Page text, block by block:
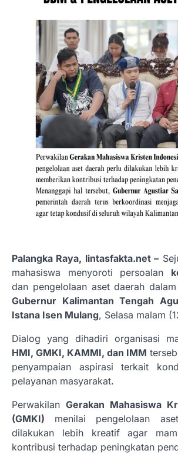
Palangka Raya, lintasfakta.net –
mahasiswa menyoroti persoalan
dan pengelolaan aset daerah
Gubernur Kalimantan Tengah
Istana Isen Mulang, Selasa malam
Dialog yang dihadiri organisasi
HMI, GMKI, KAMMI, dan IMM
penyampaian aspirasi terkait
pelayanan masyarakat.
Perwakilan Gerakan Mahasiswa
(GMKI) menilai pengelolaan
dilakukan lebih kreatif agar
kontribusi terhadap peningkatan